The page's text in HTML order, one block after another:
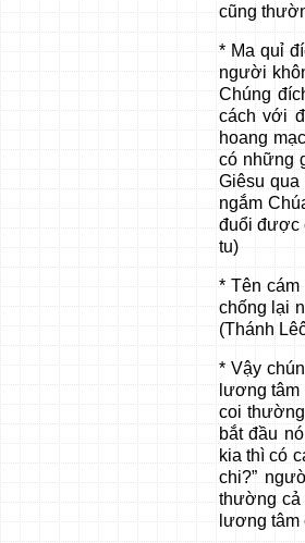
cũng
* Ma quỉ
người
Chúng
cách với
hoang
có những
Giêsu
ngắm
đuổi được
tu)
* Tên
chống lại
(Thánh
* Vậy
lương
coi
bắt đầu
kia thì có
chi?”
thường cả
lương tâm